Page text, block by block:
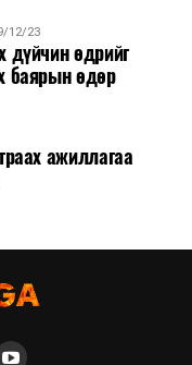
12/23
дүйчин өдрийг
баярын өдөр
ажиллагаа